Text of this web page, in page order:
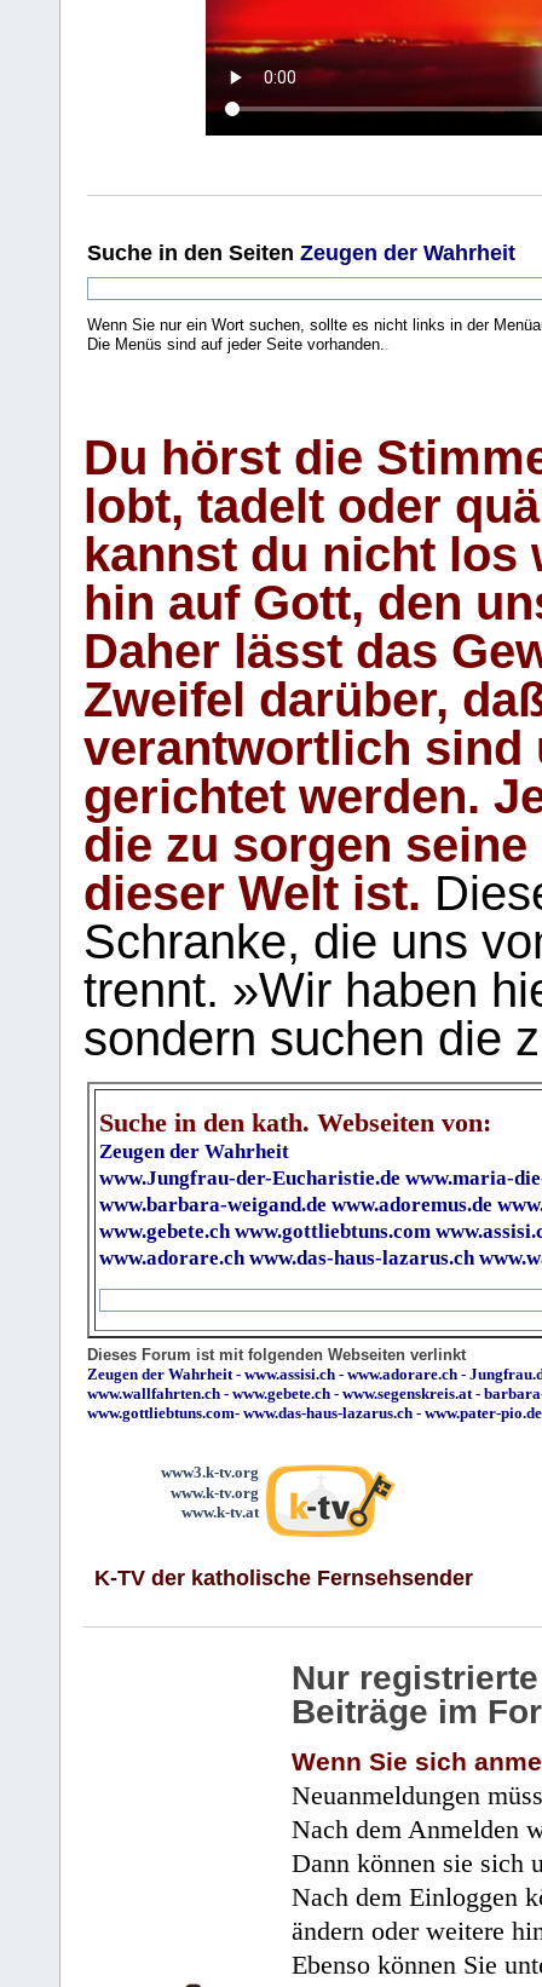
Suche in den Seiten Zeugen der Wahrheit
Wenn Sie nur ein Wort suchen, sollte es nicht links in der
Die Menüs sind auf jeder Seite vorhanden..
Du hörst die
lobt, tadelt oder
kannst du nicht los
hin auf Gott, den
Daher lässt das
Zweifel darüber,
verantwortlich sind
gerichtet werden.
die zu sorgen
dieser Welt ist.
Schranke, die uns
trennt. »Wir haben
sondern suchen die
Suche in den kath. Webseiten von:
Zeugen der Wahrheit
www.Jungfrau-der-Eucharistie.de www.maria-
www.barbara-weigand.de www.adoremus.de
www.gebete.ch www.gottliebtuns.com
www.adorare.ch www.das-haus-lazarus.ch
Dieses Forum ist mit folgenden Webseiten verlinkt
Zeugen der Wahrheit- www.assisi.ch - www.adorare.ch -
www.wallfahrten.ch - www.gebete.ch - www.segenskreis.at-
www.gottliebtuns.com- www.das-haus-lazarus.ch - www.pater-pio.de
www3.k-tv.org
www.k-tv.org
www.k-tv.at
K-TV der katholische Fernsehsender
Nur
Beiträge im
Wenn Sie sich
Neuanmeldungen
Nach dem Anmelden
Dann können sie sich
Nach dem Einloggen
ändern oder weitere
Ebenso können Sie